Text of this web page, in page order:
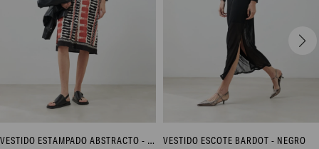
VESTIDO ESTAMPADO ABSTRACTO - BEIGE VESTIDO ESCOTE BARDOT - NEGRO